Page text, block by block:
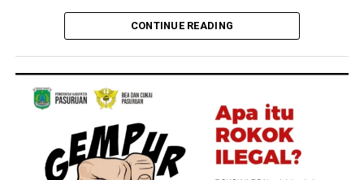
ringan, seperti batuk dan pilek.
“Keluarga saya juga merasakan langsung manfaat
Program JKN. Saat mengalami keluhan ringan seperti
batuk atau pilek, kami dapat segera memeriksakan diri
dan memperoleh pelayanan kesehatan yang dibutuhkan.
Kehadiran Program JKN membuat kami merasa lebih
tenang karena tidak perlu khawatir terhadap biaya saat
membutuhkan pengobatan,” tuturnya.
(22), peserta JKN asal Desa Tegal Besar, Kecamatan
Kaliwates, Kabupaten Jember.
membantunya mengurus kebutuhan administrasi
kepesertaan secara praktis tanpa harus datang ke
Kantor BPJS Kesehatan.
“Saya baru tahu kalau banyak layanan administrasi JKN
CONTINUE READING